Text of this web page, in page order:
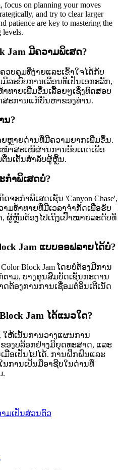
focus on planning your moves
and try to clear larger
patience are key to mastering the
levels.
Jam ມີຄວາມພິເສດ?
ຄວບຄຸມທີ່ງ່າຍແລະເຂົ້າໃຈໄດ້ກັບ
ລະບົບການເລື່ອນທີ່ເປັນເອກະລັກ,
ທາຍເພີ່ມຂຶ້ນເລື້ອຍໆເຊິ່ງທົດສອບ
ະການແກ້ບັນຫາຂອງທ່ານ.
ນ?
າຍຫຼາຍດ່ານທີ່ມີຄວາມຍາກເພີ່ມຂຶ້ນ.
ຳສະເໝີຜ່ານການອັບເດດເພື່ອ
ນເຕັ້ນສຳລັບຜູ້ຫຼິ້ນ.
ກຳພິເສດບໍ?
ຈະກຳພິເສດເຊັ່ນ 'Canyon Chase',
ມທ້າທາຍທີ່ມີເວລາຈຳກັດເພື່ອຮັບ
ຜູ້ຫຼິ້ນຕ້ອງໄປເຖິງເປົ້າໝາຍລະດັບທີ່
Jam ແບບອອຟລາຍໄດ້ບໍ?
Block Jam ໂດຍບໍ່ຕ້ອງມີການ
ຕາມ, ບາງຄຸນສົມບັດເຊັ່ນກະດານ
ຕ້ອງການການເຊື່ອມຕໍ່ອິນເຕີເນັດ
Jam ໄດ້ແນວໃດ?
ໃຫ້ເນັ້ນການວາງແຜນການ
ອງບລັອກຢ່າງມີຍຸດທະສາດ, ແລະ
ອເປັນໄປໄດ້. ການຝຶກຝົນແລະ
ການເປັນມືອາຊີບໃນດ່ານທີ່
.
ມເປັນສ່ວນຕົວ